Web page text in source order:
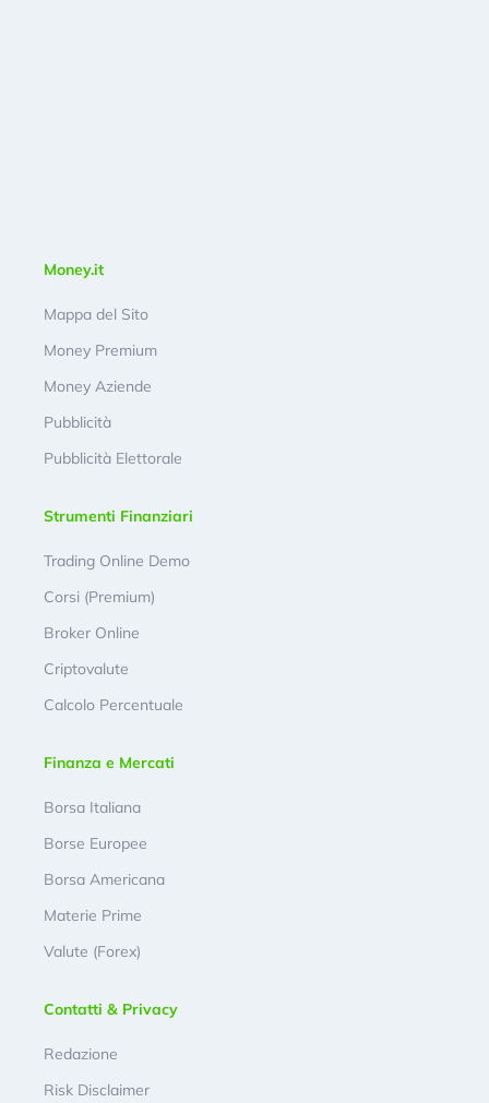
Money.it
Mappa del Sito
Money Premium
Money Aziende
Pubblicità
Pubblicità Elettorale
Strumenti Finanziari
Trading Online Demo
Corsi (Premium)
Broker Online
Criptovalute
Calcolo Percentuale
Finanza e Mercati
Borsa Italiana
Borse Europee
Borsa Americana
Materie Prime
Valute (Forex)
Contatti & Privacy
Redazione
Risk Disclaimer